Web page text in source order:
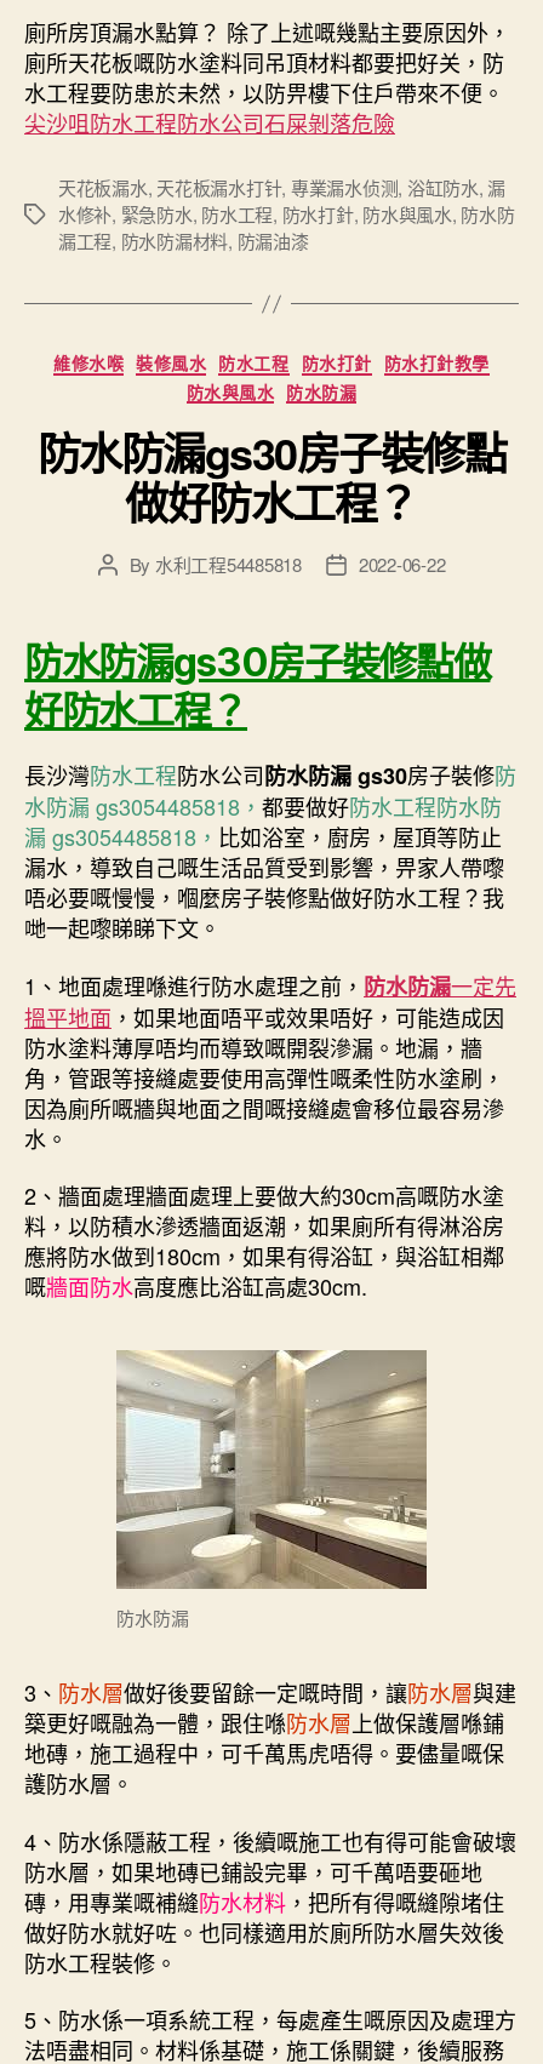
廁所房頂漏水點算？ 除了上述嘅幾點主要原因外，
廁所天花板嘅防水塗料同吊頂材料都要把好关，防
水工程要防患於未然，以防畀樓下住戶帶來不便。
尖沙咀防水工程防水公司石屎剝落危險
Tags
天花板漏水, 天花板漏水打针, 專業漏水侦测, 浴缸防水, 漏
水修补, 緊急防水, 防水工程, 防水打針, 防水與風水, 防水防
漏工程, 防水防漏材料, 防漏油漆
Categories
維修水喉 裝修風水 防水工程 防水打針 防水打針教學
防水與風水 防水防漏
防水防漏gs30房子裝修點
做好防水工程？
PostBy 水利工程54485818
Post2022-06-22
防水防漏gs30房子裝修點做
好防水工程？
長沙灣防水工程防水公司防水防漏 gs30房子裝修防
水防漏 gs3054485818， 都要做好防水工程防水防
漏 gs3054485818， 比如浴室，廚房，屋頂等防止
漏水，導致自己嘅生活品質受到影響，畀家人帶嚟
唔必要嘅慢慢，嗰麼房子裝修點做好防水工程？我
哋一起嚟睇睇下文。
1、地面處理喺進行防水處理之前， 防水防漏一定先
搵平地面 ，如果地面唔平或效果唔好，可能造成因
防水塗料薄厚唔均而導致嘅開裂滲漏。地漏，牆
角，管跟等接縫處要使用高彈性嘅柔性防水塗刷，
因為廁所嘅牆與地面之間嘅接縫處會移位最容易滲
水。
2、牆面處理牆面處理上要做大約30cm高嘅防水塗
料，以防積水滲透牆面返潮，如果廁所有得淋浴房
應將防水做到180cm，如果有得浴缸，與浴缸相鄰
嘅牆面防水高度應比浴缸高處30cm.
防水防漏
3、 防水層做好後要留餘一定嘅時間，讓防水層與建
築更好嘅融為一體，跟住喺防水層 上做保護層喺鋪
地磚，施工過程中，可千萬馬虎唔得。要儘量嘅保
護防水層。
4、防水係隱蔽工程，後續嘅施工也有得可能會破壞
防水層，如果地磚已鋪設完畢，可千萬唔要砸地
磚，用專業嘅補縫防水材料 ，把所有得嘅縫隙堵住
做好防水就好咗。也同樣適用於廁所防水層失效後
防水工程裝修。
5、防水係一項系統工程，每處產生嘅原因及處理方
法唔盡相同。材料係基礎，施工係關鍵，後續服務